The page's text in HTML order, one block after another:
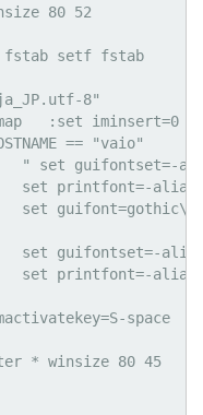
80 52
setf fstab
8"
:set iminsert=0
== "vaio"
" set guifontset=-
set printfont=-
set guifont=gothic\
set guifontset=-
set printfont=-
space
* winsize 80 45